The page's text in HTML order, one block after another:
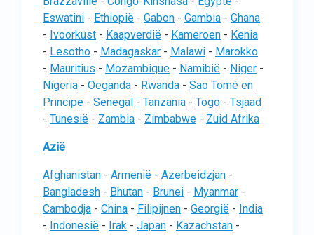
Eswatini - Ethiopië - Gabon - Gambia - Ghana
- Ivoorkust - Kaapverdië - Kameroen - Kenia
- Lesotho - Madagaskar - Malawi - Marokko
- Mauritius - Mozambique - Namibië - Niger -
Nigeria - Oeganda - Rwanda - Sao Tomé en
Principe - Senegal - Tanzania - Togo - Tsjaad
- Tunesië - Zambia - Zimbabwe - Zuid Afrika
Azië
Afghanistan - Armenië - Azerbeidzjan -
Bangladesh - Bhutan - Brunei - Myanmar -
Cambodja - China - Filipijnen - Georgië - India
- Indonesië - Irak - Japan - Kazachstan -